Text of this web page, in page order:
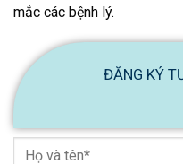
mắc các bệnh lý.
ĐĂNG KÝ